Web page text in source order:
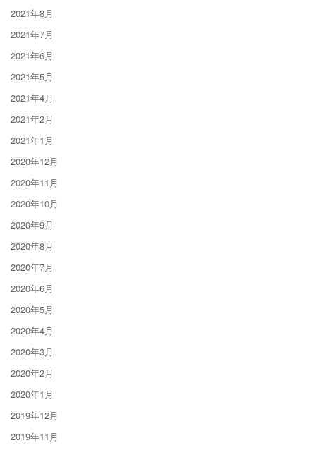
2021年8月
2021年7月
2021年6月
2021年5月
2021年4月
2021年2月
2021年1月
2020年12月
2020年11月
2020年10月
2020年9月
2020年8月
2020年7月
2020年6月
2020年5月
2020年4月
2020年3月
2020年2月
2020年1月
2019年12月
2019年11月